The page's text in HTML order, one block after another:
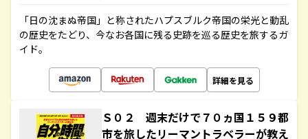
「日の沈まぬ帝国」と称されたハプスブルク帝国の栄光と動乱
の歴史をたどり、今なお各国に残る史跡を巡る歴史を旅するガ
イド。
詳細を見る
Ｓ０２ 週末だけで７０ヵ国１５９都
市を旅したリーマントラベラーが教え